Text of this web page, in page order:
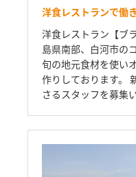
洋食レストランで働
洋食レストラン【ブ
島県南部、白河市の
旬の地元食材を使い
作りしております。
さるスタッフを募集